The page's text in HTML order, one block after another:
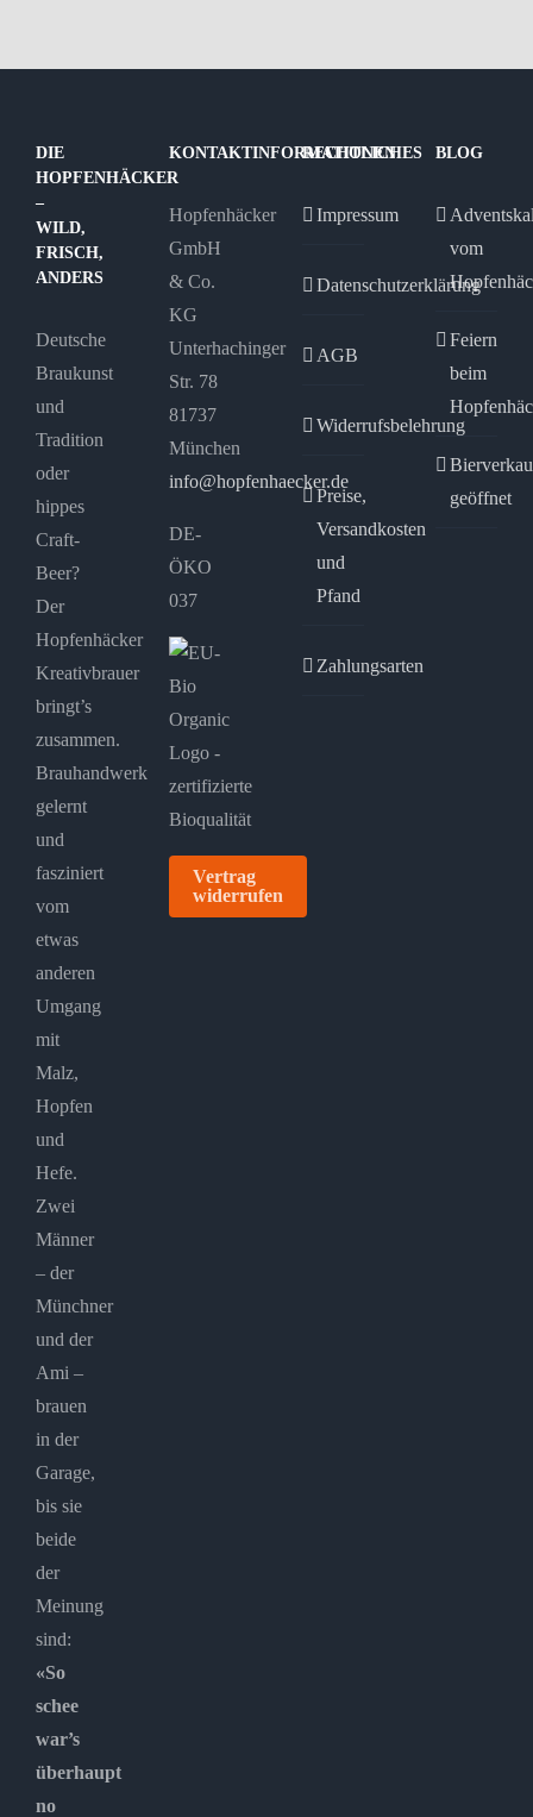
können
der
Produktseite
werden
Optionen
auf
Produktseite
werden
DIE
HOPFENHÄCKER
–
WILD,
FRISCH,
ANDERS
Deutsche
Braukunst
und
Tradition
oder
hippes
Craft-
Beer?
Der
Hopfenhäcker
Kreativbrauer
bringt’s
zusammen.
Brauhandwerk
gelernt
und
fasziniert
vom
etwas
anderen
Umgang
mit
Malz,
Hopfen
und
Hefe.
Zwei
Männer
– der
Münchner
und der
Ami –
brauen
in der
Garage,
bis sie
beide
der
Meinung
sind:
«So
schee
war’s
überhaupt
no
KONTAKTINFORMATIONEN
Hopfenhäcker
GmbH
& Co.
KG
Unterhachinger
Str. 78
81737
München
info@hopfenhaecker.de
DE-
ÖKO
037
Vertrag
widerrufen
RECHTLICHES
Impressum
Datenschutzerklärung
AGB
Widerrufsbelehrung
Preise,
Versandkosten
und
Pfand
Zahlungsarten
BLOG
vom
Feiern
beim
geöffnet